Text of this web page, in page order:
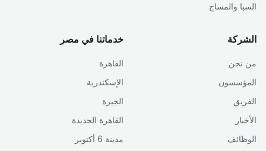
السبا والمساج
الشركة
من نحن
المؤسسون
الفريق
الأخبار
الوظائف
خدماتنا في مصر
القاهرة
الإسكندرية
الجيزة
القاهرة الجديدة
مدينة 6 أكتوبر